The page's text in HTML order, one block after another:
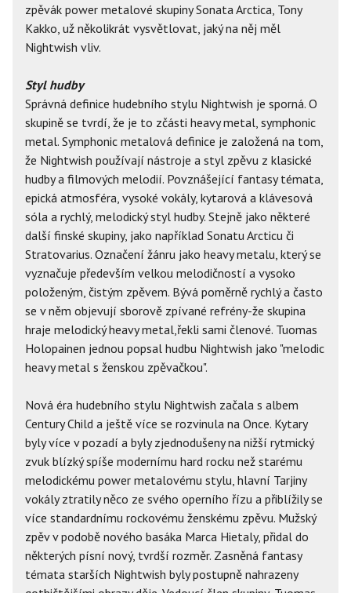
zpěvák power metalové skupiny Sonata Arctica, Tony
Kakko, už několikrát vysvětlovat, jaký na něj měl
Nightwish vliv.
Styl hudby
Správná definice hudebního stylu Nightwish je sporná. O
skupině se tvrdí, že je to zčásti heavy metal, symphonic
metal. Symphonic metalová definice je založená na tom,
že Nightwish používají nástroje a styl zpěvu z klasické
hudby a filmových melodií. Povznášející fantasy témata,
epická atmosféra, vysoké vokály, kytarová a klávesová
sóla a rychlý, melodický styl hudby. Stejně jako některé
další finské skupiny, jako například Sonatu Arcticu či
Stratovarius. Označení žánru jako heavy metalu, který se
vyznačuje především velkou melodičností a vysoko
položeným, čistým zpěvem. Bývá poměrně rychlý a často
se v něm objevují sborově zpívané refrény-že skupina
hraje melodický heavy metal,řekli sami členové. Tuomas
Holopainen jednou popsal hudbu Nightwish jako "melodic
heavy metal s ženskou zpěvačkou".
Nová éra hudebního stylu Nightwish začala s albem
Century Child a ještě více se rozvinula na Once. Kytary
byly více v pozadí a byly zjednodušeny na nižší rytmický
zvuk blízký spíše modernímu hard rocku než starému
melodickému power metalovému stylu, hlavní Tarjiny
vokály ztratily něco ze svého operního řízu a přiblížily se
více standardnímu rockovému ženskému zpěvu. Mužský
zpěv v podobě nového basáka Marca Hietaly, přidal do
některých písní nový, tvrdší rozměr. Zasněná fantasy
témata starších Nightwish byly postupně nahrazeny